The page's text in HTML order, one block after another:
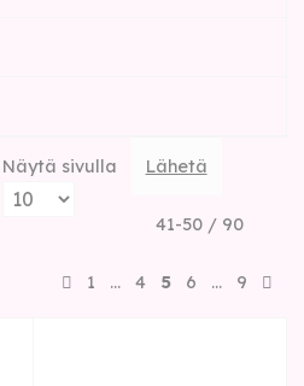
Näytä sivulla Lähetä
41-50 / 90
1 … 4 5 6 … 9